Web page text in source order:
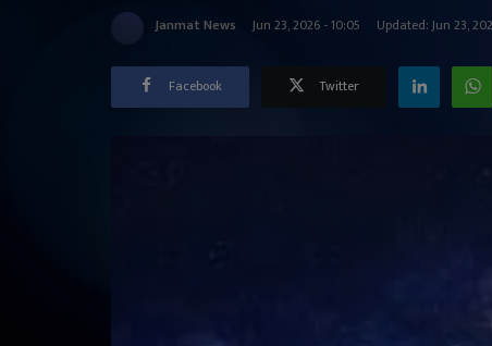
Janmat News Jun 23, 2026 - 10:05 Updated: Jun 23,
Facebook Twitter